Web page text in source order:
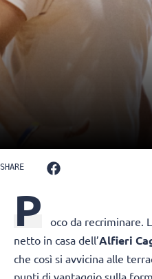
SHARE
P oco da recriminare.
netto in casa dell’Alfieri
che così si avvicina alle